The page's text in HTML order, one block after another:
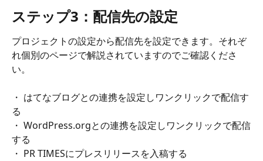
ステップ3：配信先の設定
プロジェクトの設定から配信先を設定できます。それぞ
れ個別のページで解説されていますのでご確認くださ
い。
・ はてなブログとの連携を設定しワンクリックで配信す
る
・ WordPress.orgとの連携を設定しワンクリックで配信
する
・ PR TIMESにプレスリリースを入稿する